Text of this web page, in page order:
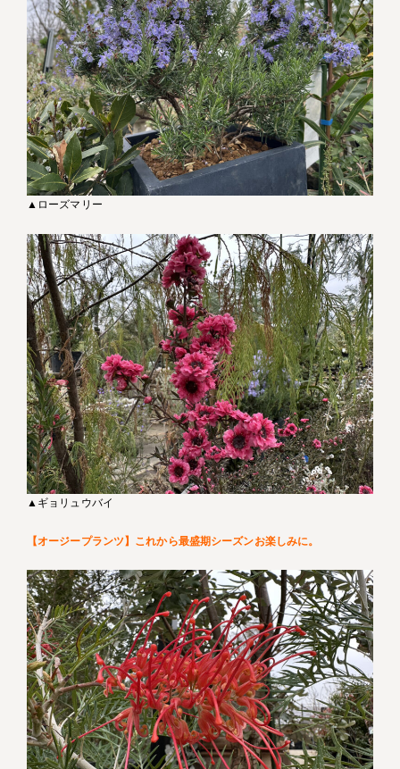
▲ローズマリー
▲ギョリュウバイ
【オージープランツ】これから最盛期シーズンお楽しみに。